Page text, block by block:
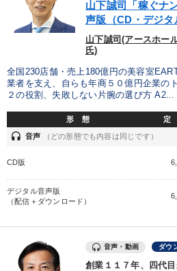
山下誠司「稼ぐナ
声版（CD・デジタ
山下誠司(アースホー
氏)
全国230店舗・売上180億円の美容室
業者を支え、自らも年商５０億円企業の
２の役割、失敗しない片腕の選び方 A2...
形 態 定
headset 音声 （どの形態でも内容は同じです）
CD版
デジタル音声版
（配信＋ダウンロード）
音声・動画 ダウ
創業１１７年、四代